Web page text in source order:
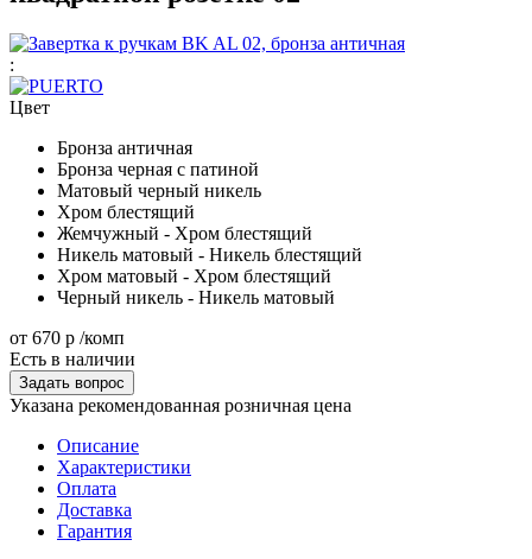
:
Цвет
Бронза античная
Бронза черная с патиной
Матовый черный никель
Хром блестящий
Жемчужный - Хром блестящий
Никель матовый - Никель блестящий
Хром матовый - Хром блестящий
Черный никель - Никель матовый
от 670 р /комп
Есть в наличии
Задать вопрос
Указана рекомендованная розничная цена
Описание
Характеристики
Оплата
Доставка
Гарантия